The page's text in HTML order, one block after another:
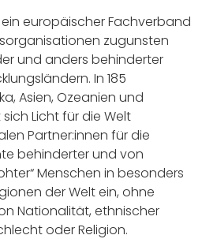
europäischer Fachverband
zugunsten
und anders behinderter
In 185
Asien, Ozeanien und
Licht für die Welt
Partner:innen für die
behinderter und von
Menschen in besonders
der Welt ein, ohne
Nationalität, ethnischer
oder Religion.